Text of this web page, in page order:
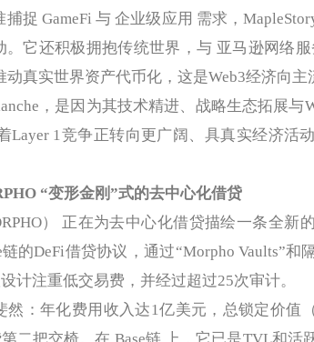
GameFi 与 企业级应用 需求，
。它还积极拥抱传统世界，与 亚马逊网络
动真实世界资产代币化，这是Web3经济向主
，是因为其技术精进、战略生态拓展与
Layer 1竞争正转向更广阔、具真实经济活
“变形金刚”式的去中心化借贷
） 正在为去中心化借贷描绘一条全新
的DeFi借贷协议，通过“Morpho Vaults”和
计注重低交易费，并经过超过25次审计。
：年化费用收入达1亿美元，总锁定价值